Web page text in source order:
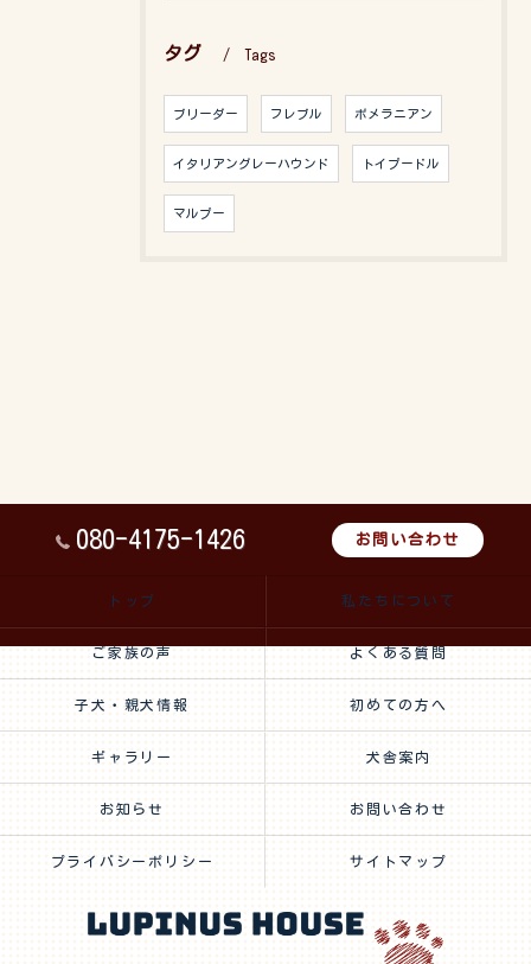
タグ Tags
ブリーダー フレブル ポメラニアン
イタリアングレーハウンド トイプードル
マルプー
080-4175-1426 お問い合わせ
トップ 私たちについて
ご家族の声 よくある質問
子犬・親犬情報 初めての方へ
ギャラリー 犬舎案内
お知らせ お問い合わせ
プライバシーポリシー サイトマップ